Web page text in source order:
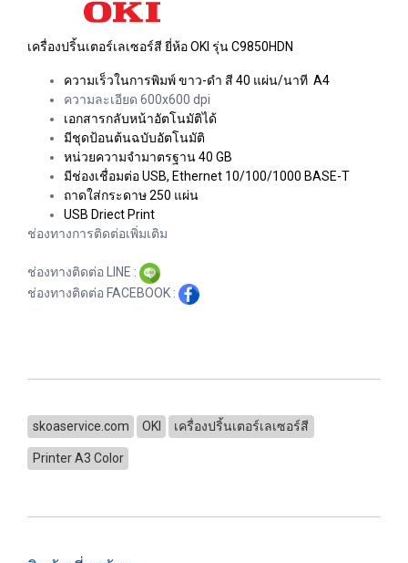
เครื่องปริ้นเตอร์เลเซอร์สี ยี่ห้อ OKI รุ่นC9850HDN
ความเร็วในการพิมพ์ ขาว-ดำ สี 40 แผ่น/นาที A4
ความละเอียด 600x600 dpi
เอกสารกลับหน้าอัตโนมัติได้
มีชุดป้อนต้นฉบับอัตโนมัติ
หน่วยความจำมาตรฐาน 40 GB
มีช่องเชื่อมต่อ USB, Ethernet 10/100/1000 BASE-T
ถาดใส่กระดาษ 250 แผ่น
USB Driect Print
ช่องทางการติดต่อเพิ่มเติม
ช่องทางติดต่อ LINE :
ช่องทางติดต่อ FACEBOOK :
skoaservice.com OKI เครื่องปริ้นเตอร์เลเซอร์สี
Printer A3 Color